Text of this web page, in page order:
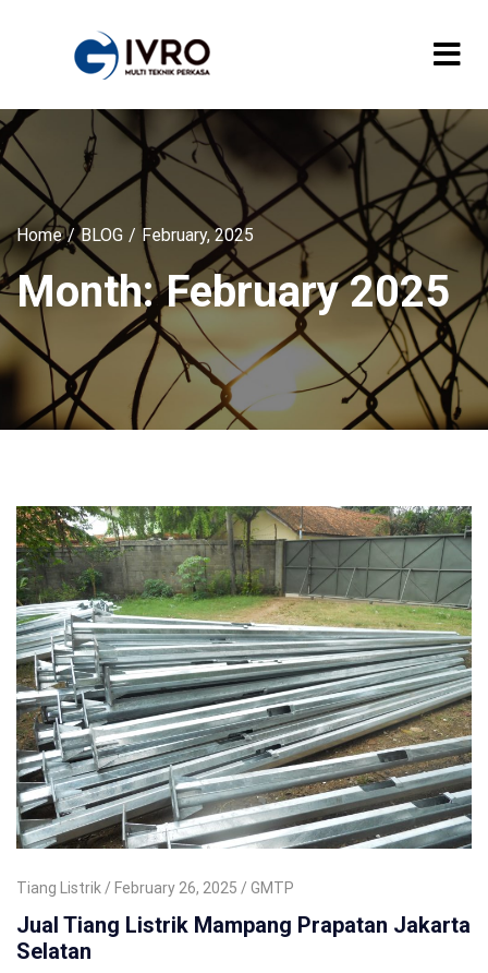
Home BLOG February, 2025
Month:February 2025
Tiang Listrik February 26, 2025 GMTP
Jual Tiang Listrik Mampang Prapatan Jakarta
Selatan